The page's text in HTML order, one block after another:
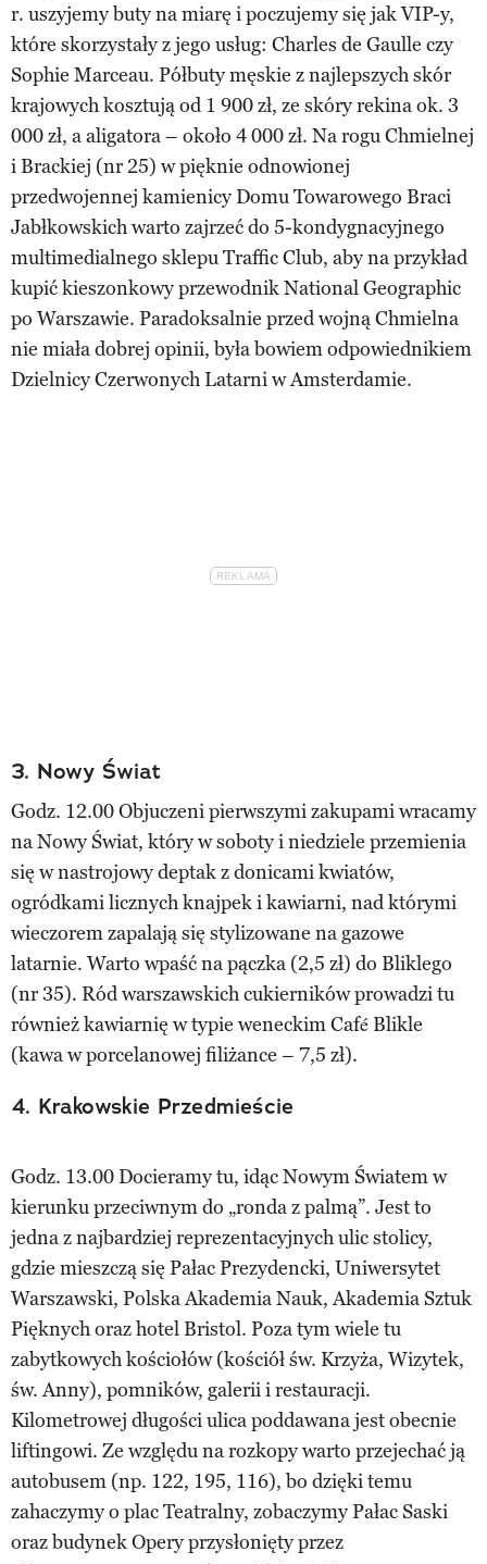
r. uszyjemy buty na miarę i poczujemy się jak VIP-y,
które skorzystały z jego usług: Charles de Gaulle czy
Sophie Marceau. Półbuty męskie z najlepszych skór
krajowych kosztują od 1 900 zł, ze skóry rekina ok. 3
000 zł, a aligatora – około 4 000 zł. Na rogu Chmielnej
i Brackiej (nr 25) w pięknie odnowionej
przedwojennej kamienicy Domu Towarowego Braci
Jabłkowskich warto zajrzeć do 5-kondygnacyjnego
multimedialnego sklepu Traffic Club, aby na przykład
kupić kieszonkowy przewodnik National Geographic
po Warszawie. Paradoksalnie przed wojną Chmielna
nie miała dobrej opinii, była bowiem odpowiednikiem
Dzielnicy Czerwonych Latarni w Amsterdamie.
3. Nowy Świat
Godz. 12.00 Objuczeni pierwszymi zakupami wracamy
na Nowy Świat, który w soboty i niedziele przemienia
się w nastrojowy deptak z donicami kwiatów,
ogródkami licznych knajpek i kawiarni, nad którymi
wieczorem zapalają się stylizowane na gazowe
latarnie. Warto wpaść na pączka (2,5 zł) do Bliklego
(nr 35). Ród warszawskich cukierników prowadzi tu
również kawiarnię w typie weneckim Café Blikle
(kawa w porcelanowej filiżance – 7,5 zł).
4. Krakowskie Przedmieście
Godz. 13.00 Docieramy tu, idąc Nowym Światem w
kierunku przeciwnym do „ronda z palmą”. Jest to
jedna z najbardziej reprezentacyjnych ulic stolicy,
gdzie mieszczą się Pałac Prezydencki, Uniwersytet
Warszawski, Polska Akademia Nauk, Akademia Sztuk
Pięknych oraz hotel Bristol. Poza tym wiele tu
zabytkowych kościołów (kościół św. Krzyża, Wizytek,
św. Anny), pomników, galerii i restauracji.
Kilometrowej długości ulica poddawana jest obecnie
liftingowi. Ze względu na rozkopy warto przejechać ją
autobusem (np. 122, 195, 116), bo dzięki temu
zahaczymy o plac Teatralny, zobaczymy Pałac Saski
oraz budynek Opery przysłonięty przez